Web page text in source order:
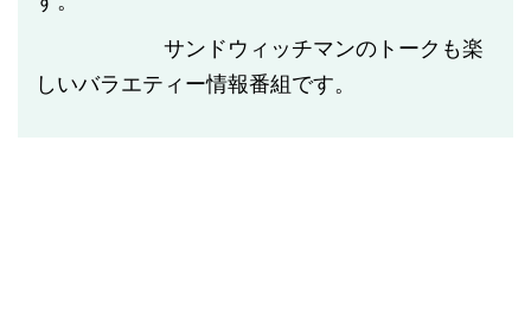
サンドウィッチマンのトークも楽
しいバラエティー情報番組です。